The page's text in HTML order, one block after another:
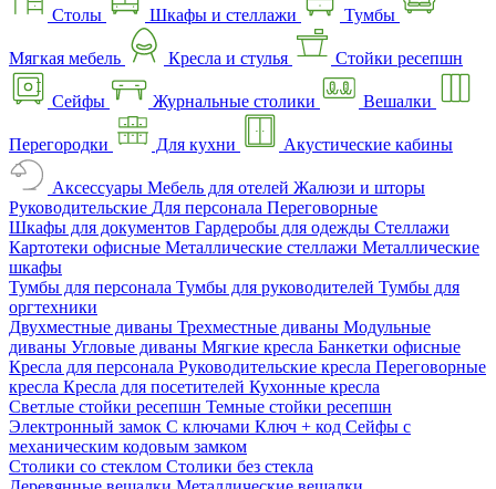
Столы Шкафы и стеллажи Тумбы
Мягкая мебель Кресла и стулья Стойки ресепшн
Сейфы Журнальные столики Вешалки
Перегородки Для кухни Акустические кабины
Аксессуары Мебель для отелей Жалюзи и шторы
Руководительские Для персонала Переговорные
Шкафы для документов Гардеробы для одежды Стеллажи
Картотеки офисные Металлические стеллажи Металлические
шкафы
Тумбы для персонала Тумбы для руководителей Тумбы для
оргтехники
Двухместные диваны Трехместные диваны Модульные
диваны Угловые диваны Мягкие кресла Банкетки офисные
Кресла для персонала Руководительские кресла Переговорные
кресла Кресла для посетителей Кухонные кресла
Светлые стойки ресепшн Темные стойки ресепшн
Электронный замок С ключами Ключ + код Сейфы с
механическим кодовым замком
Столики со стеклом Столики без стекла